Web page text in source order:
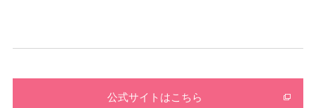
公式サイトはこちら